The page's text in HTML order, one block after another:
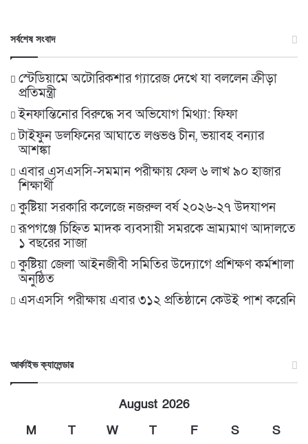
সর্বশেষ সংবাদ
স্টেডিয়ামে অটোরিকশার গ্যারেজ দেখে যা বললেন ক্রীড়া
প্রতিমন্ত্রী
ইনফান্তিনোর বিরুদ্ধে সব অভিযোগ মিথ্যা: ফিফা
টাইফুন ডলফিনের আঘাতে লণ্ডভণ্ড চীন, ভয়াবহ বন্যার
আশঙ্কা
এবার এসএসসি-সমমান পরীক্ষায় ফেল ৬ লাখ ৯০ হাজার
শিক্ষার্থী
কুষ্টিয়া সরকারি কলেজে নজরুল বর্ষ ২০২৬-২৭ উদযাপন
রূপগঞ্জে চিহ্নিত মাদক ব্যবসায়ী সমরকে ভ্রাম্যমাণ আদালতে
১ বছরের সাজা
কুষ্টিয়া জেলা আইনজীবী সমিতির উদ্যোগে প্রশিক্ষণ কর্মশালা
অনুষ্ঠিত
এসএসসি পরীক্ষায় এবার ৩১২ প্রতিষ্ঠানে কেউই পাশ করেনি
আর্কাইভ ক্যালেন্ডার
August 2026
M
T W T F S
S